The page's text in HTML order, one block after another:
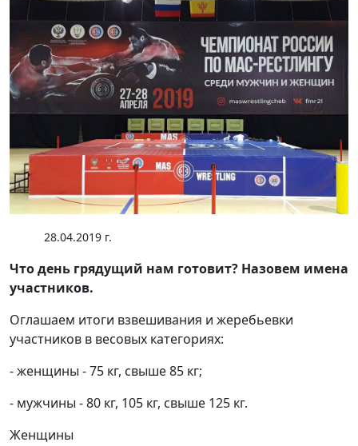
28.04.2019 г.
Что день грядущий нам готовит? Назовем имена
участников.
Оглашаем итоги взвешивания и жеребьевки
участников в весовых категориях:
- женщины - 75 кг, свыше 85 кг;
- мужчины - 80 кг, 105 кг, свыше 125 кг.
Женщины